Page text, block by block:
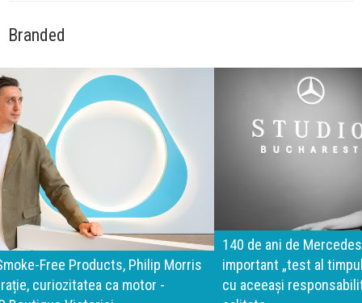
Branded
140 de ani de Mercedes-Benz. Ramona Pîrlog: Cel mai
important „test al timpului” este să inovăm constant, dar
cu aceeași responsabilitate față de oameni, siguranță și